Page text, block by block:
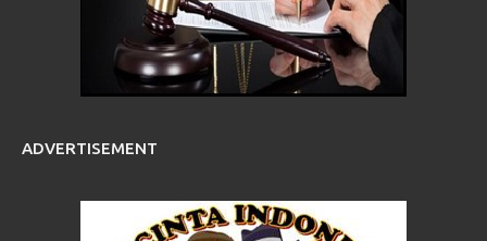
ADVERTISEMENT